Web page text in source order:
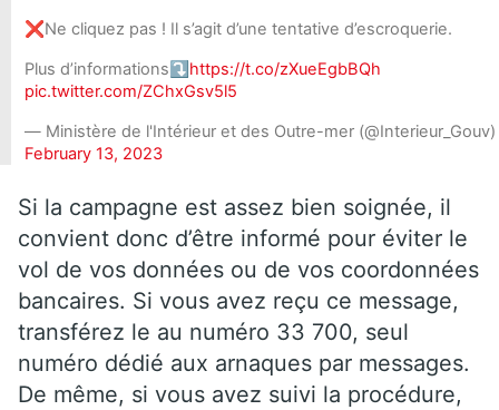
❌Ne cliquez pas ! Il s’agit d’une tentative d’escroquerie.
Plus d’informations⤵️ https://t.co/zXueEgbBQh
pic.twitter.com/ZChxGsv5l5
— Ministère de l'Intérieur et des Outre-mer (@Interieur_Gouv)
February 13, 2023
Si la campagne est assez bien soignée, il
convient donc d’être informé pour éviter le
vol de vos données ou de vos coordonnées
bancaires. Si vous avez reçu ce message,
transférez le au numéro 33 700, seul
numéro dédié aux arnaques par messages.
De même, si vous avez suivi la procédure,